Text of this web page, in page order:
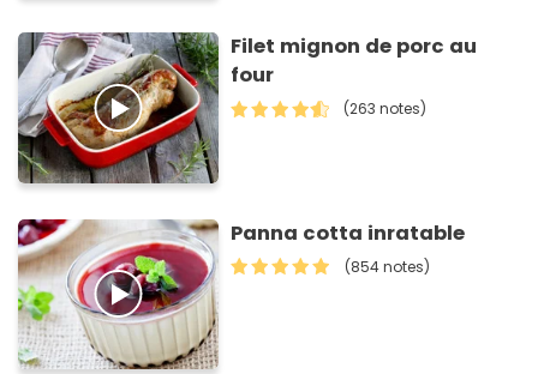
Filet mignon de porc au
four
(263 notes)
Panna cotta inratable
(854 notes)